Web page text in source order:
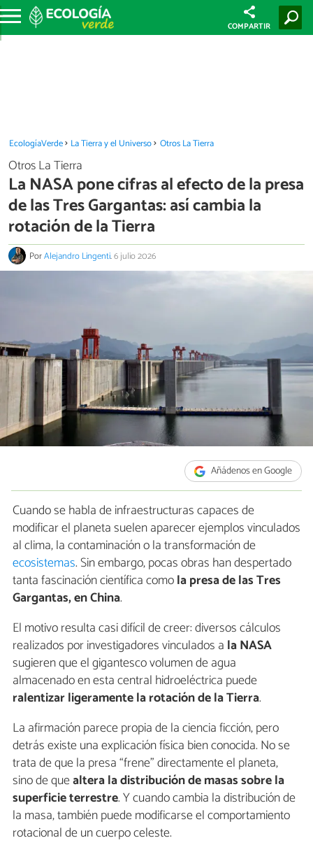
COMPARTIR
EcologíaVerde La Tierra y el Universo Otros La Tierra
Otros La Tierra
La NASA pone cifras al efecto de la presa
de las Tres Gargantas: así cambia la
rotación de la Tierra
PorAlejandro Lingenti.6 julio 2026
Añádenos en Google
Cuando se habla de infraestructuras capaces de
modificar el planeta suelen aparecer ejemplos vinculados
al clima, la contaminación o la transformación de
ecosistemas. Sin embargo, pocas obras han despertado
tanta fascinación científica comola presa de las Tres
Gargantas, en China.
El motivo resulta casi difícil de creer: diversos cálculos
realizados por investigadores vinculados a la NASA
sugieren que el gigantesco volumen de agua
almacenado en esta central hidroeléctrica puede
ralentizar ligeramente la rotación de la Tierra.
La afirmación parece propia de la ciencia ficción, pero
detrás existe una explicación física bien conocida. No se
trata de que la presa “frene” directamente el planeta,
sino de quealtera la distribución de masas sobre la
superficie terrestre. Y cuando cambia la distribución de
la masa, también puede modificarse el comportamiento
rotacional de un cuerpo celeste.